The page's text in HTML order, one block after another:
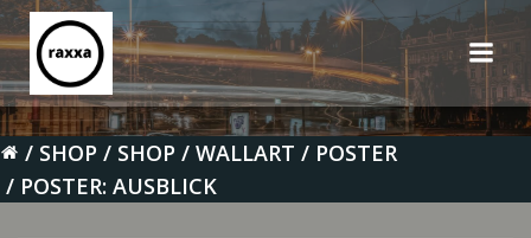
Zum
Inhalt
springen
SHOP SHOP WALLART
POSTER
POSTER: AUSBLICK